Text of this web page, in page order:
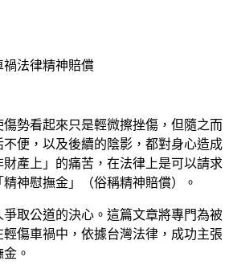
禍法律精神賠償
勢看起來只是輕微擦挫傷，但隨之而
便，以及後續的陰影，都對身心造成
產上」的痛苦，在法律上是可以請求
神慰撫金」（俗稱精神賠償）。
取公道的決心。這篇文章將專門為被
傷車禍中，依據台灣法律，成功主張
。